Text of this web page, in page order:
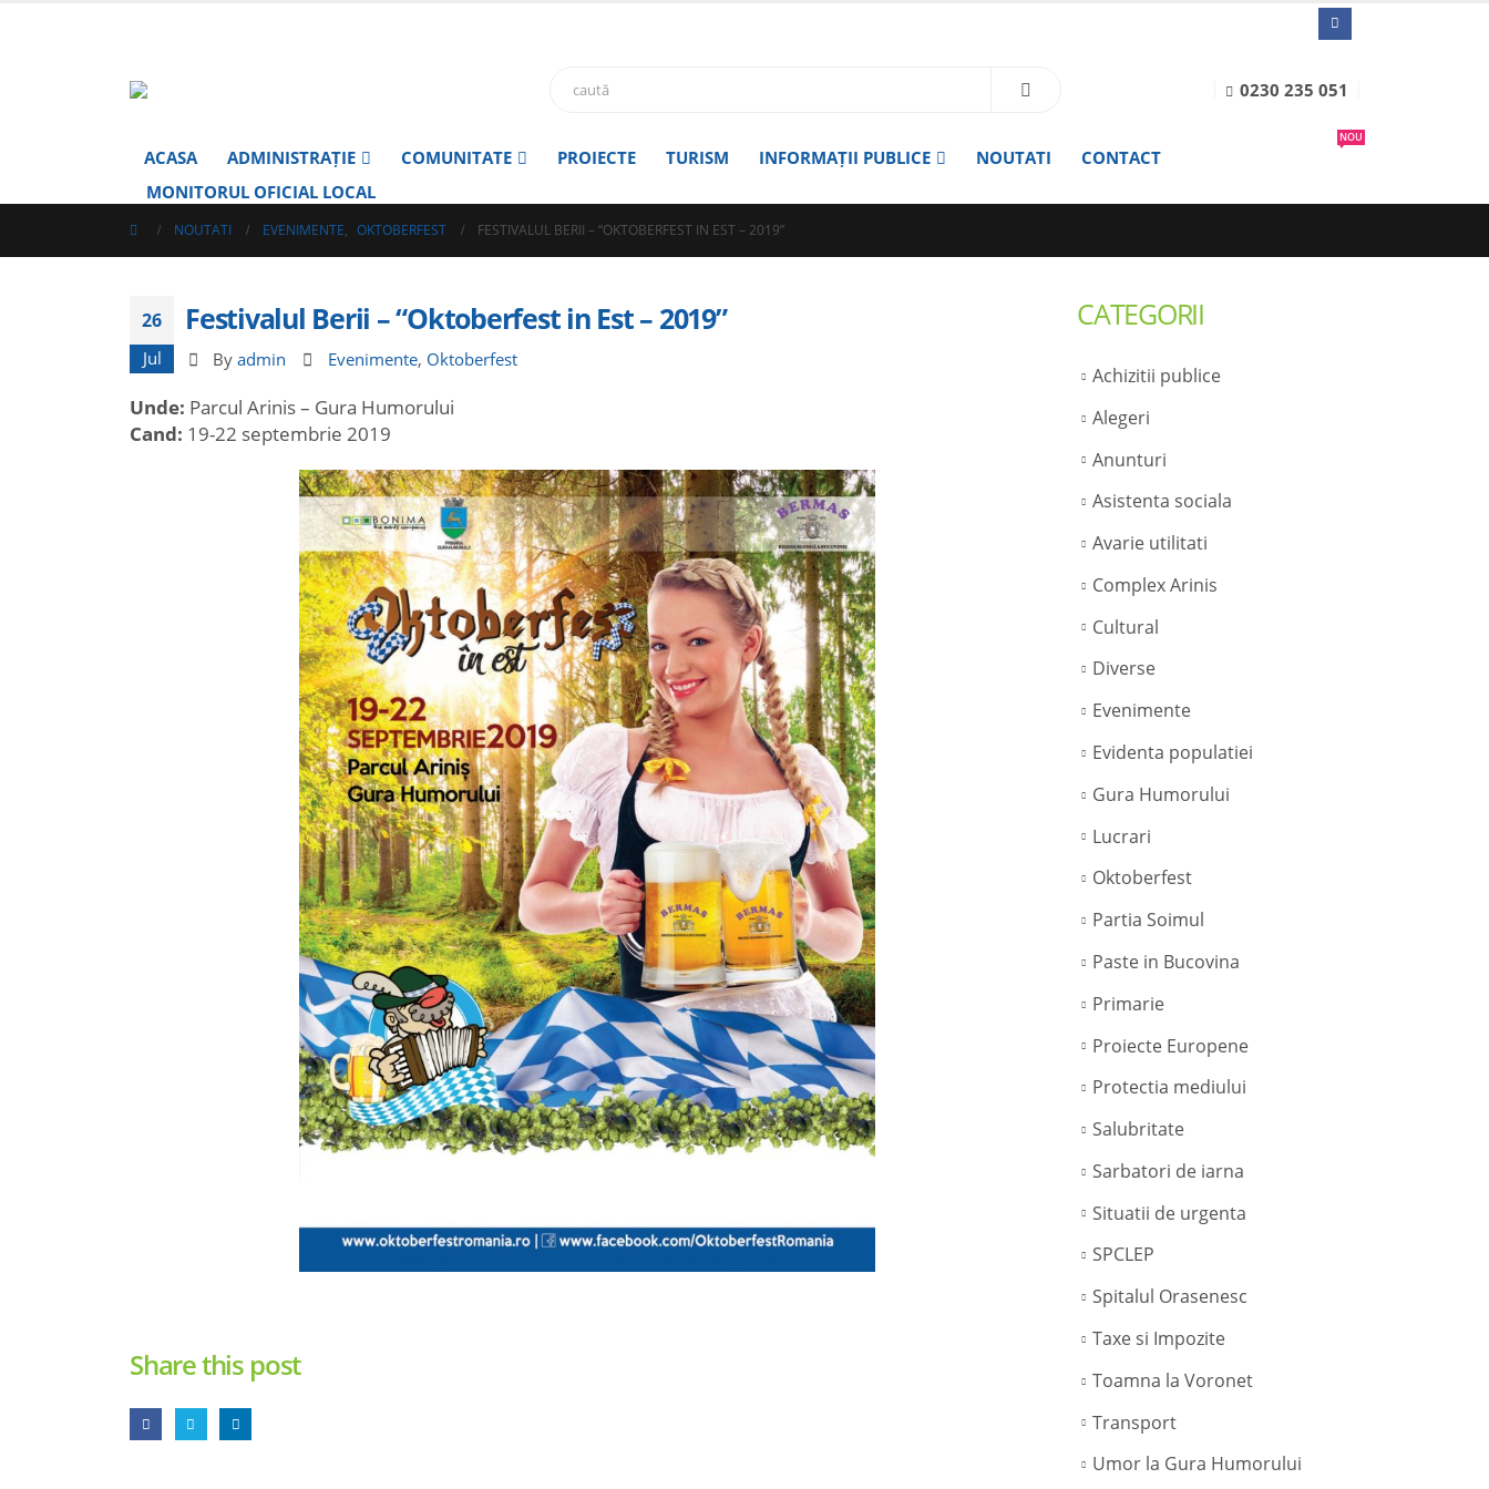
0230 235 051
ACASA ADMINISTRAȚIE COMUNITATE PROIECTE TURISM INFORMAȚII PUBLICE NOUTATI
CONTACT
MONITORUL OFICIAL LOCAL
NOU
NOUTATI EVENIMENTE, OKTOBERFEST FESTIVALUL BERII – “OKTOBERFEST IN EST – 2019”
26
Jul
Festivalul Berii – “Oktoberfest in Est – 2019”
By admin Evenimente, Oktoberfest
Unde: Parcul Arinis – Gura Humorului
Cand: 19-22 septembrie 2019
Share this post
CATEGORII
Achizitii publice
Alegeri
Anunturi
Asistenta sociala
Avarie utilitati
Complex Arinis
Cultural
Diverse
Evenimente
Evidenta populatiei
Gura Humorului
Lucrari
Oktoberfest
Partia Soimul
Paste in Bucovina
Primarie
Proiecte Europene
Protectia mediului
Salubritate
Sarbatori de iarna
Situatii de urgenta
SPCLEP
Spitalul Orasenesc
Taxe si Impozite
Toamna la Voronet
Transport
Umor la Gura Humorului